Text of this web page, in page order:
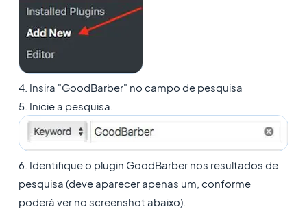
4. Insira "GoodBarber" no campo de pesquisa
5. Inicie a pesquisa.
6. Identifique o plugin GoodBarber nos resultados de
pesquisa (deve aparecer apenas um, conforme
poderá ver no screenshot abaixo).